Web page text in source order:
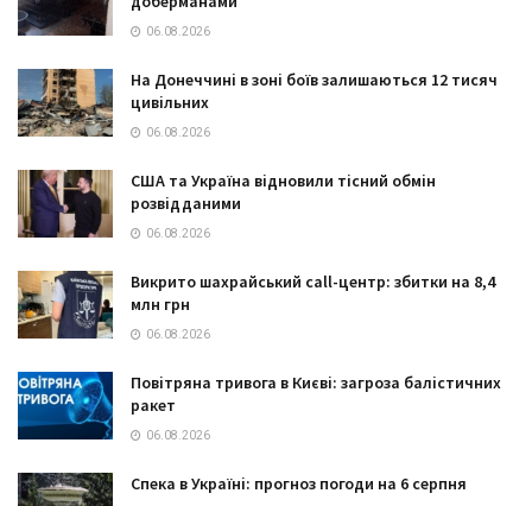
06.08.2026
На Донеччині в зоні боїв залишаються 12 тисяч
цивільних
06.08.2026
США та Україна відновили тісний обмін
розвідданими
06.08.2026
Викрито шахрайський call-центр: збитки на 8,4
млн грн
06.08.2026
Повітряна тривога в Києві: загроза балістичних
ракет
06.08.2026
Спека в Україні: прогноз погоди на 6 серпня